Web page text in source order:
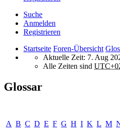
Suche
Anmelden
Registrieren
Startseite Foren-Übersicht
Aktuelle Zeit: 7. Aug
Alle Zeiten sind
Glossar
A B C D E F G H I K L M